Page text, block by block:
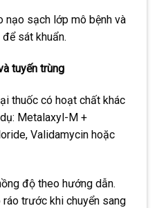
nạo sạch lớp mô bệnh và
sát khuẩn.
tuyến trùng
thuốc có hoạt chất khác
Metalaxyl-M +
Validamycin hoặc
độ theo hướng dẫn.
trước khi chuyển sang